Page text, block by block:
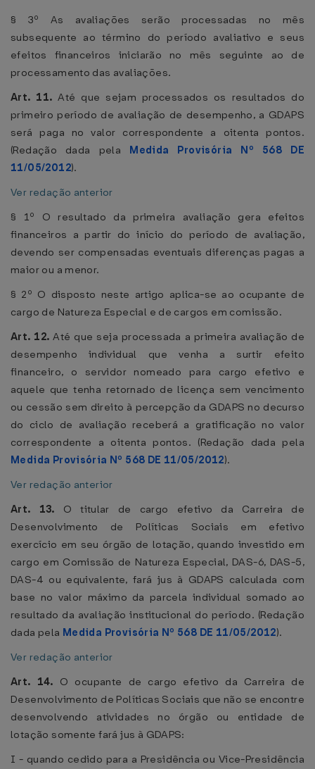
§ 3º As avaliações serão processadas no mês
subsequente ao término do período avaliativo e seus
efeitos financeiros iniciarão no mês seguinte ao de
processamento das avaliações.
Art. 11. Até que sejam processados os resultados do
primeiro período de avaliação de desempenho, a GDAPS
será paga no valor correspondente a oitenta pontos.
(Redação dada pela Medida Provisória Nº 568 DE
11/05/2012).
Ver redação anterior
§ 1º O resultado da primeira avaliação gera efeitos
financeiros a partir do início do período de avaliação,
devendo ser compensadas eventuais diferenças pagas a
maior ou a menor.
§ 2º O disposto neste artigo aplica-se ao ocupante de
cargo de Natureza Especial e de cargos em comissão.
Art. 12. Até que seja processada a primeira avaliação de
desempenho individual que venha a surtir efeito
financeiro, o servidor nomeado para cargo efetivo e
aquele que tenha retornado de licença sem vencimento
ou cessão sem direito à percepção da GDAPS no decurso
do ciclo de avaliação receberá a gratificação no valor
correspondente a oitenta pontos. (Redação dada pela
Medida Provisória Nº 568 DE 11/05/2012).
Ver redação anterior
Art. 13. O titular de cargo efetivo da Carreira de
Desenvolvimento de Políticas Sociais em efetivo
exercício em seu órgão de lotação, quando investido em
cargo em Comissão de Natureza Especial, DAS-6, DAS-5,
DAS-4 ou equivalente, fará jus à GDAPS calculada com
base no valor máximo da parcela individual somado ao
resultado da avaliação institucional do período. (Redação
dada pela Medida Provisória Nº 568 DE 11/05/2012).
Ver redação anterior
Art. 14. O ocupante de cargo efetivo da Carreira de
Desenvolvimento de Políticas Sociais que não se encontre
desenvolvendo atividades no órgão ou entidade de
lotação somente fará jus à GDAPS:
I - quando cedido para a Presidência ou Vice-Presidência